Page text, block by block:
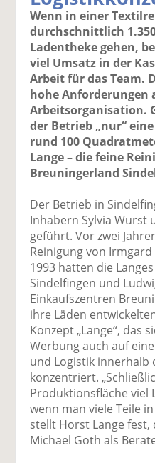
Wenn in einer
durchschnittlich
Ladentheke gehen,
viel Umsatz in der
Arbeit für das Team.
hohe Anforderungen
Arbeitsorganisation.
der Betrieb „nur“
rund 100
Lange – die feine
Breuningerland
Der Betrieb in
Inhabern Sylvia Wurst
geführt. Vor zwei
Reinigung von
1993 hatten die
Sindelfingen und
Einkaufszentren
ihre Läden
Konzept „Lange“, das
Werbung auch auf
und Logistik innerhalb
konzentriert.
Produktionsfläche viel
wenn man viele Teile
stellt Horst Lange
Michael Goth als